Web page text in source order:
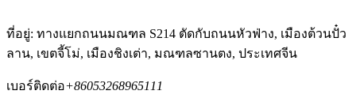
ที่อยู่: ทางแยกถนนมณฑล S214 ตัดกับถนนหัวฟ่าง, เมืองต้วนปั๋ว
ลาน, เขตจี้โม่, เมืองชิงเต่า, มณฑลซานตง, ประเทศจีน
เบอร์ติดต่อ+86053268965111